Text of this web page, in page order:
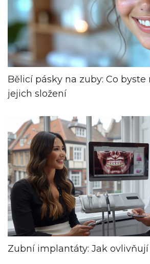
Bělicí pásky na zuby: Co
jejich složení
Zubní implantáty: Jak ovlivňují